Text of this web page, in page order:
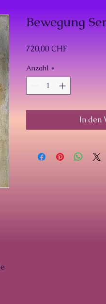
Bewegung
720,00 CHFPreis
Anzahl *
In den